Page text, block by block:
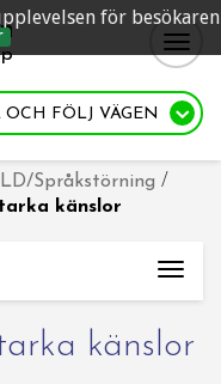
för besökaren
OCH FÖLJ VÄGEN
Språkstörning /
känslor
känslor